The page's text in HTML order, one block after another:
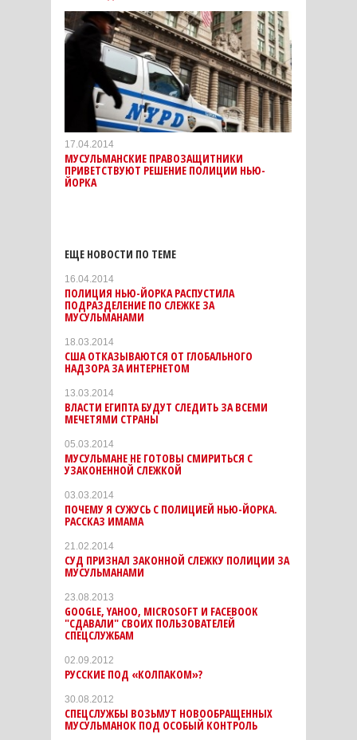
17.04.2014
МУСУЛЬМАНСКИЕ ПРАВОЗАЩИТНИКИ
ПРИВЕТСТВУЮТ РЕШЕНИЕ ПОЛИЦИИ НЬЮ-
ЙОРКА
ЕЩЕ НОВОСТИ ПО ТЕМЕ
16.04.2014
ПОЛИЦИЯ НЬЮ-ЙОРКА РАСПУСТИЛА
ПОДРАЗДЕЛЕНИЕ ПО СЛЕЖКЕ ЗА
МУСУЛЬМАНАМИ
18.03.2014
США ОТКАЗЫВАЮТСЯ ОТ ГЛОБАЛЬНОГО
НАДЗОРА ЗА ИНТЕРНЕТОМ
13.03.2014
ВЛАСТИ ЕГИПТА БУДУТ СЛЕДИТЬ ЗА ВСЕМИ
МЕЧЕТЯМИ СТРАНЫ
05.03.2014
МУСУЛЬМАНЕ НЕ ГОТОВЫ СМИРИТЬСЯ С
УЗАКОНЕННОЙ СЛЕЖКОЙ
03.03.2014
ПОЧЕМУ Я СУЖУСЬ С ПОЛИЦИЕЙ НЬЮ-ЙОРКА.
РАССКАЗ ИМАМА
21.02.2014
СУД ПРИЗНАЛ ЗАКОННОЙ СЛЕЖКУ ПОЛИЦИИ ЗА
МУСУЛЬМАНАМИ
23.08.2013
GOOGLE, YAHOO, MICROSOFT И FACEBOOK
"СДАВАЛИ" СВОИХ ПОЛЬЗОВАТЕЛЕЙ
СПЕЦСЛУЖБАМ
02.09.2012
РУССКИЕ ПОД «КОЛПАКОМ»?
30.08.2012
СПЕЦСЛУЖБЫ ВОЗЬМУТ НОВООБРАЩЕННЫХ
МУСУЛЬМАНОК ПОД ОСОБЫЙ КОНТРОЛЬ